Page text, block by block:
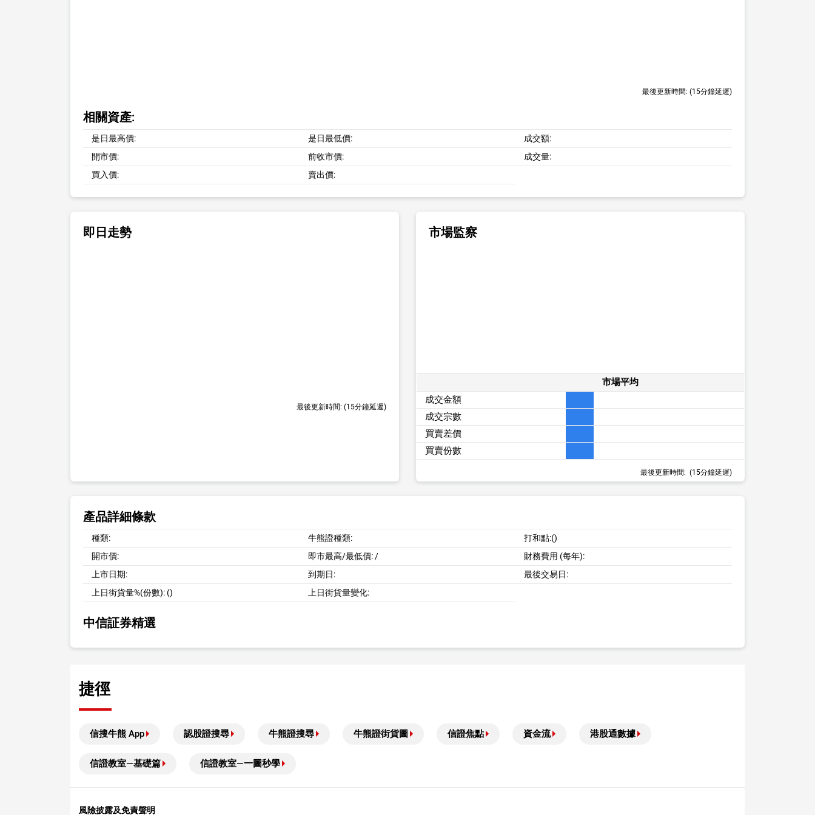
最後更新時間: (15分鐘延遲)
相關資產:
是日最高價: 是日最低價:
成交額:
開市價:
前收市價:
成交量:
買入價:
賣出價:
即日走勢
最後更新時間: (15分鐘延遲)
市場監察
市場平均
成交金額
成交宗數
買賣差價
買賣份數
最後更新時間: (15分鐘延遲)
產品詳細條款
種類: 牛熊證種類: 打和點:()
開市價:
即市最高/最低價: /
財務費用 (每年):
上市日期:
到期日:
最後交易日:
上日街貨量%(份數): () 上日街貨量變化:
中信証券精選
捷徑
信搜牛熊 App 認股證搜尋 牛熊證搜尋 牛熊證街貨圖 信證焦點 資金流 港股通數據
信證教室—基礎篇 信證教室—一圖秒學
風險披露及免責聲明